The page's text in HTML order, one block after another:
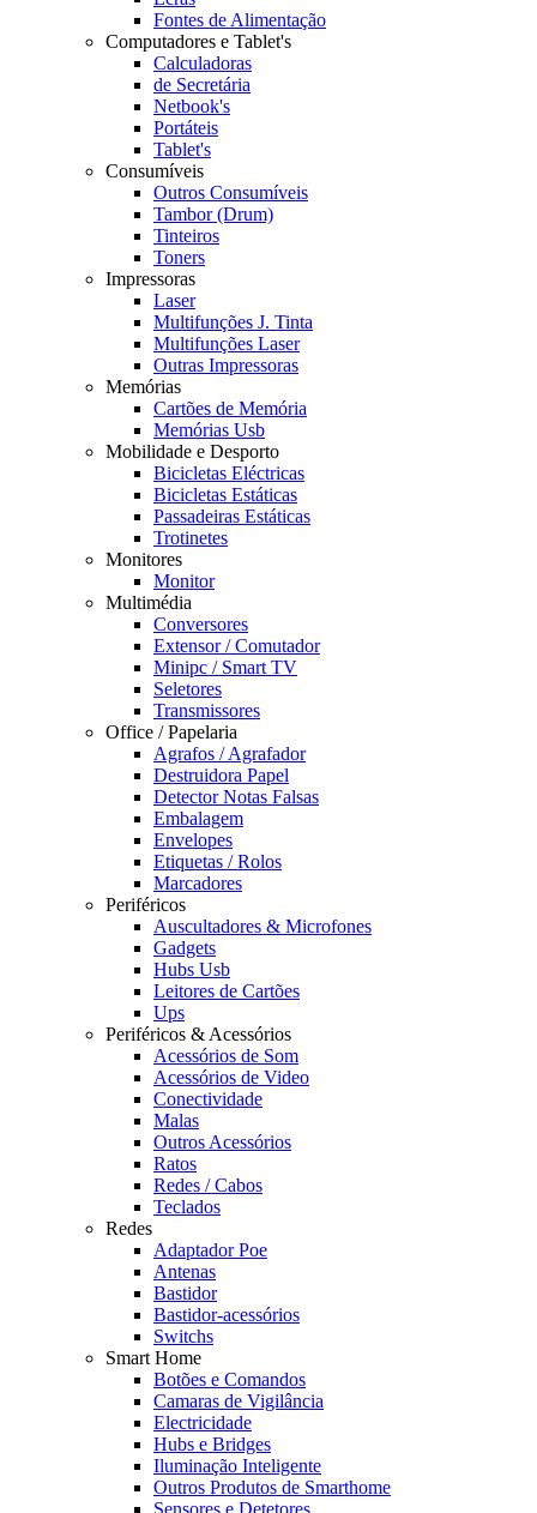
Fontes de Alimentação
Computadores e Tablet's
Calculadoras
de Secretária
Netbook's
Portáteis
Tablet's
Consumíveis
Outros Consumíveis
Tambor (Drum)
Tinteiros
Toners
Impressoras
Laser
Multifunções J. Tinta
Multifunções Laser
Outras Impressoras
Memórias
Cartões de Memória
Memórias Usb
Mobilidade e Desporto
Bicicletas Eléctricas
Bicicletas Estáticas
Passadeiras Estáticas
Trotinetes
Monitores
Monitor
Multimédia
Conversores
Extensor / Comutador
Minipc / Smart TV
Seletores
Transmissores
Office / Papelaria
Agrafos / Agrafador
Destruidora Papel
Detector Notas Falsas
Embalagem
Envelopes
Etiquetas / Rolos
Marcadores
Periféricos
Auscultadores & Microfones
Gadgets
Hubs Usb
Leitores de Cartões
Ups
Periféricos & Acessórios
Acessórios de Som
Acessórios de Video
Conectividade
Malas
Outros Acessórios
Ratos
Redes / Cabos
Teclados
Redes
Adaptador Poe
Antenas
Bastidor
Bastidor-acessórios
Switchs
Smart Home
Botões e Comandos
Camaras de Vigilância
Electricidade
Hubs e Bridges
Iluminação Inteligente
Outros Produtos de Smarthome
Sensores e Detetores